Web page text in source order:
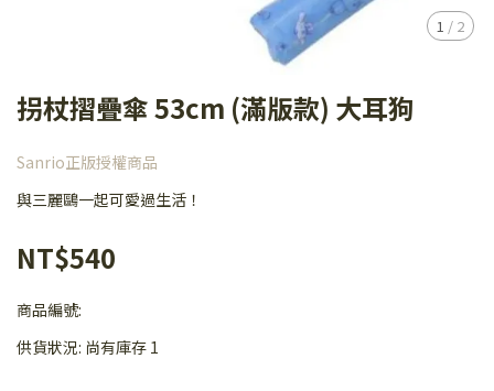
1 / 2
拐杖摺疊傘 53cm (滿版款) 大耳狗
Sanrio正版授權商品
與三麗鷗一起可愛過生活！
NT$540
商品編號:
供貨狀況: 尚有庫存 1